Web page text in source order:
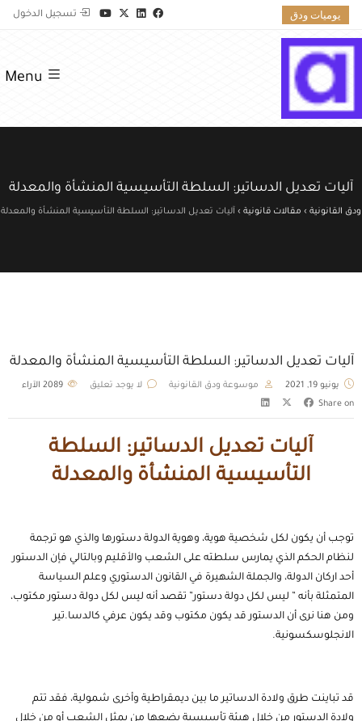
يوميات ودق تسجيل الدخول
Menu
آليات تعديل الدساتير: السلطة التأسيسية المنشأة والمعدلة
ودق القانونية › مقالات قانونية › آليات تعديل الدساتير: السلطة التأسيسية المنشأة والمعدلة
آليات تعديل الدساتير: السلطة التأسيسية المنشأة والمعدلة
يونيو 19, 2021 موسوعة ودق القانونية لا يوجد تعليق
الآراء
Share on
آليات تعديل الدساتير: السلطة
التأسيسية المنشأة والمعدلة
توجب أن يكون لكل شخصية هوية، وهوية الدولة دستورها والذي هو ترجمة
لنظام الحكم الذي يمارس سلطته على الشعب والأقليم وبالتالي فإن الدستور
أحد اركان الدولة، والجملة الشهيرة في القانون الدستوري وعلم السياسة
المتمثلة بأنه ” ليس لكل دولة دستور” تقصد أنه ليس لكل دولة دستور مكتوب،
ومن هنا نرى أن الدستور قد يكون مكتوب وقد يكون عرفي كالدسا.تير
الانجلوسكسونية.
قد تباينت طرق ولادة الدساتير ما بين ديمقراطية وأخرى شمولية، فقد تتم
ولادة الدستور من خلال هيئة تأسيسية يضعها من يمثل الشعب أو من خلال